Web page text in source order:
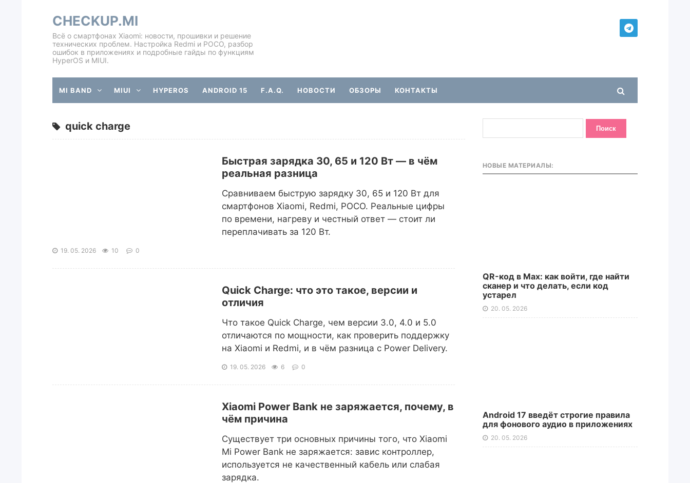
CHECKUP.MI
Всё о смартфонах Xiaomi: новости, прошивки и решение
технических проблем. Настройка Redmi и POCO, разбор
ошибок в приложениях и подробные гайды по функциям
HyperOS и MIUI.
MI BAND MIUI HYPEROS ANDROID 15 F.A.Q. НОВОСТИ ОБЗОРЫ КОНТАКТЫ
quick charge
Быстрая зарядка 30, 65 и 120 Вт — в чём
реальная разница
Сравниваем быструю зарядку 30, 65 и 120 Вт для
смартфонов Xiaomi, Redmi, POCO. Реальные цифры
по времени, нагреву и честный ответ — стоит ли
переплачивать за 120 Вт.
19. 05. 2026 10 0
Quick Charge: что это такое, версии и
отличия
Что такое Quick Charge, чем версии 3.0, 4.0 и 5.0
отличаются по мощности, как проверить поддержку
на Xiaomi и Redmi, и в чём разница с Power Delivery.
19. 05. 2026 6 0
Xiaomi Power Bank не заряжается, почему, в
чём причина
Существует три основных причины того, что Xiaomi
Mi Power Bank не заряжается: завис контроллер,
используется не качественный кабель или слабая
зарядка.
НОВЫЕ МАТЕРИАЛЫ:
QR-код в Max: как войти, где найти
сканер и что делать, если код
устарел
20. 05. 2026
Android 17 введёт строгие правила
для фонового аудио в приложениях
20. 05. 2026